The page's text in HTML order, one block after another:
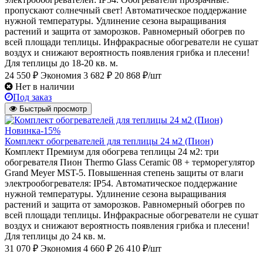
пропускают солнечный свет! Автоматическое поддержание
нужной температуры. Удлинение сезона выращивания
растений и защита от заморозков. Равномерный обогрев по
всей площади теплицы. Инфракрасные обогреватели не сушат
воздух и снижают вероятность появления грибка и плесени!
Для теплицы до 18-20 кв. м.
24 550 ₽ Экономия 3 682 ₽ 20 868 ₽/шт
Нет в наличии
Под заказ
Быстрый просмотр
Новинка-15%
Комплект обогревателей для теплицы 24 м2 (Пион)
Комплект Премиум для обогрева теплицы 24 м2: три
обогревателя Пион Thermo Glass Ceramic 08 + терморегулятор
Grand Meyer MST-5. Повышенная степень защиты от влаги
электрообогревателя: IP54. Автоматическое поддержание
нужной температуры. Удлинение сезона выращивания
растений и защита от заморозков. Равномерный обогрев по
всей площади теплицы. Инфракрасные обогреватели не сушат
воздух и снижают вероятность появления грибка и плесени!
Для теплицы до 24 кв. м.
31 070 ₽ Экономия 4 660 ₽ 26 410 ₽/шт